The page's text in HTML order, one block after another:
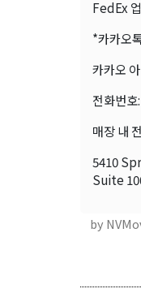
FedEx
*카카오
카카오
전화번
매장 내
5410
Suite
by